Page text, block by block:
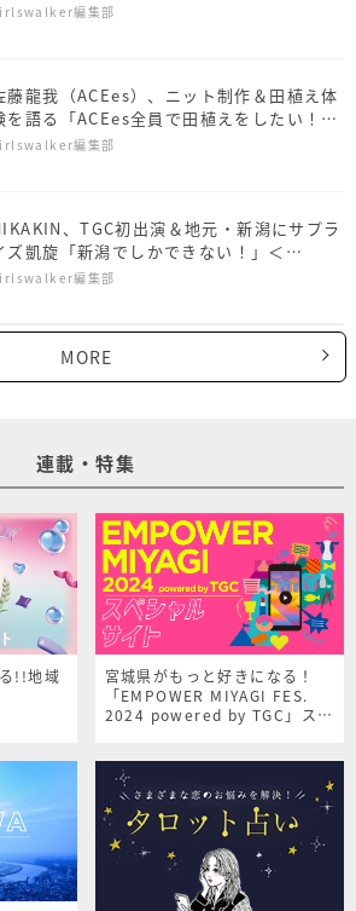
編集部
藤⿓我（ACEes）、ニット制作＆田植え体
を語る「ACEes全員で田植えをしたい！」
NAMICS presents TGC 新潟 2026＞
編集部
、TGC初出演＆地元・新潟にサプラ
ズ凱旋「新潟でしかできない！」＜
presents TGC 新潟 2026＞
編集部
MORE
連載・特集
!!地域
宮城県がもっと好きになる！
「EMPOWER MIYAGI FES.
2024 powered by TGC」スペ